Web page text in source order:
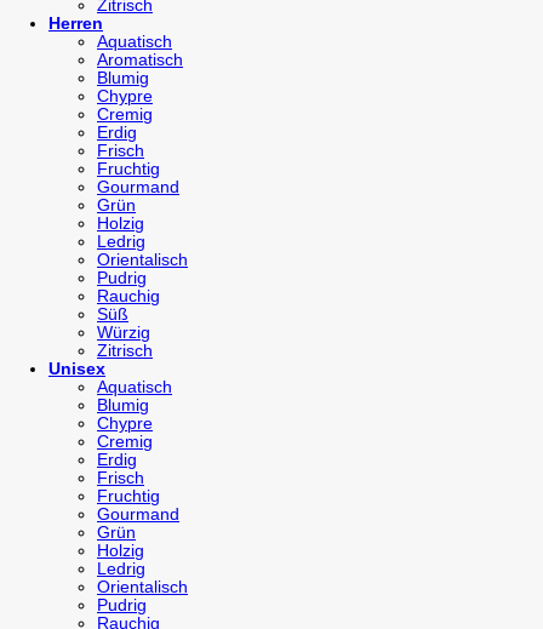
Zitrisch
Herren
Aquatisch
Aromatisch
Blumig
Chypre
Cremig
Erdig
Frisch
Fruchtig
Gourmand
Grün
Holzig
Ledrig
Orientalisch
Pudrig
Rauchig
Süß
Würzig
Zitrisch
Unisex
Aquatisch
Blumig
Chypre
Cremig
Erdig
Frisch
Fruchtig
Gourmand
Grün
Holzig
Ledrig
Orientalisch
Pudrig
Rauchig